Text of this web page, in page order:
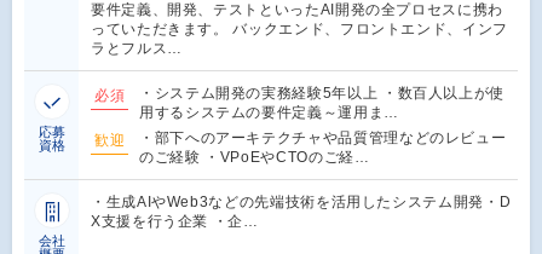
要件定義、開発、テストといったAI開発の全プロセスに携わ
っていただきます。 バックエンド、フロントエンド、インフ
ラとフルス…
応募
資格
必須
・システム開発の実務経験5年以上 ・数百人以上が使
用するシステムの要件定義～運用ま…
歓迎
・部下へのアーキテクチャや品質管理などのレビュー
のご経験 ・VPoEやCTOのご経…
会社
・生成AIやWeb3などの先端技術を活用したシステム開発・D
X支援を行う企業 ・企…